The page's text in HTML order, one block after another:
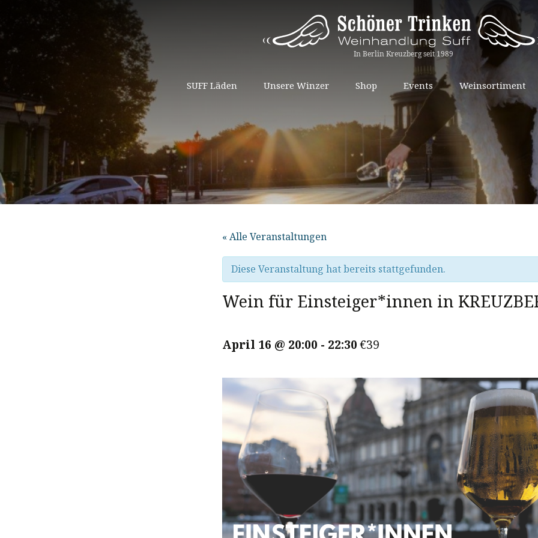
Springe
zum
Inhalt
SUFF Läden Unsere Winzer Shop Events Weinsortiment
« Alle Veranstaltungen
Diese Veranstaltung hat bereits stattgefunden.
Wein für Einsteiger*innen in
April 16 @ 20:00 - 22:30€39